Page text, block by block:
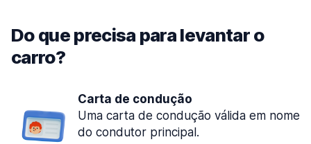
Do que precisa para levantar o
carro?
Carta de condução
Uma carta de condução válida em nome
do condutor principal.